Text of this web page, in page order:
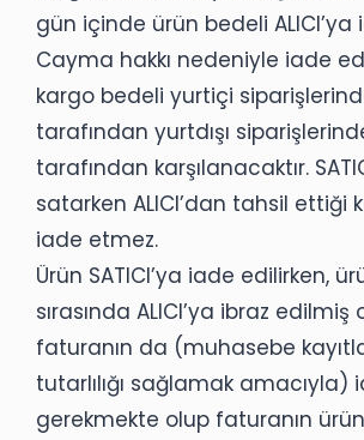
gün içinde ürün bedeli ALICI’ya
Cayma hakkı nedeniyle iade
kargo bedeli yurtiçi
tarafından yurtdışı
tarafından karşılanacaktır.
satarken ALICI’dan tahsil ettiği
iade etmez.
Ürün SATICI’ya iade edilirken,
sırasında ALICI’ya ibraz
faturanın da (muhasebe
tutarlılığı sağlamak amacıyla)
gerekmekte olup faturanın